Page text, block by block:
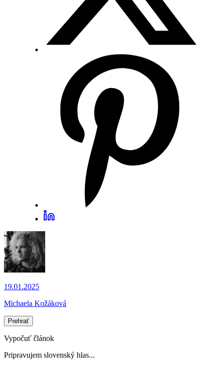
19.01.2025
Michaela Kožáková
Prehrať
Vypočuť článok
Pripravujem slovenský hlas...